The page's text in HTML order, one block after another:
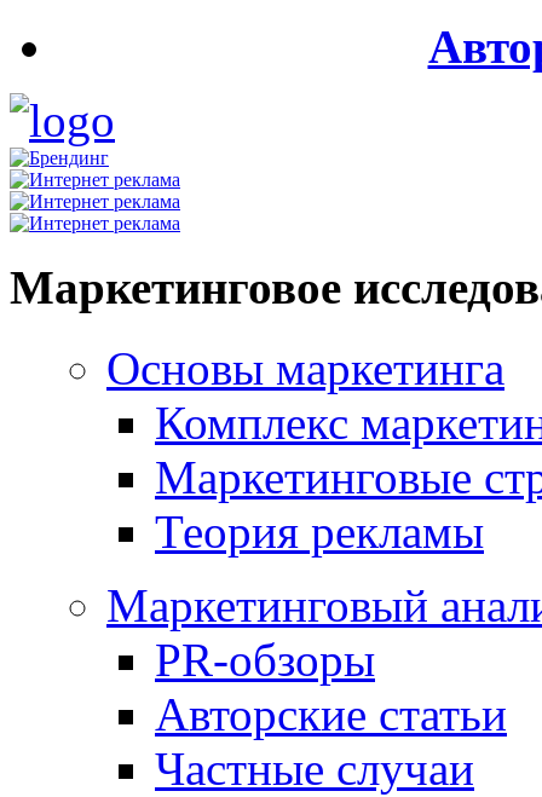
Маркетинговое
Основы маркетинга
Комплекс
Маркетинговые
Теория рекламы
Маркетинговый
PR-обзоры
Авторские статьи
Частные случаи